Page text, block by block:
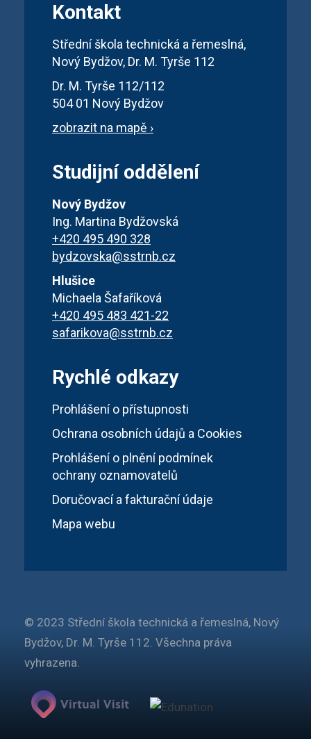
Kontakt
Střední škola technická a řemeslná,
Nový Bydžov, Dr. M. Tyrše 112
Dr. M. Tyrše 112/112
504 01 Nový Bydžov
zobrazit na mapě ›
Studijní oddělení
Nový Bydžov
Ing. Martina Bydžovská
+420 495 490 328
bydzovska@sstrnb.cz
Hlušice
Michaela Šafaříková
+420 495 483 421-22
safarikova@sstrnb.cz
Rychlé odkazy
Prohlášení o přístupnosti
Ochrana osobních údajů a Cookies
Prohlášení o plnění podmínek
ochrany oznamovatelů
Doručovací a fakturační údaje
Mapa webu
© 2023 Střední škola technická a řemeslná, Nový
Bydžov, Dr. M. Tyrše 112. Všechna práva
vyhrazena.